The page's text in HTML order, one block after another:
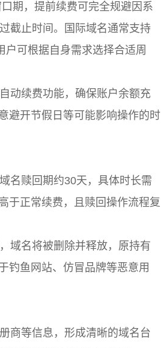
期，提前续费可完全规避因系
截止时间。国际域名通常支持
可根据自身需求选择合适周
动续费功能，确保账户余额充
避开节假日等可能影响操作的时
名赎回期约30天，具体时长需
于正常续费，且赎回操作流程复
域名将被删除并释放，原持有
钓鱼网站、仿冒品牌等恶意用
商等信息，形成清晰的域名台